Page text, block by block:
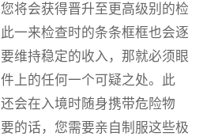
将会获得晋升至更高级别的检
一来检查时的条条框框也会逐
维持稳定的收入，那就必须眼
上的任何一个可疑之处。此
会在入境时随身携带危险物
的话，您需要亲自制服这些极